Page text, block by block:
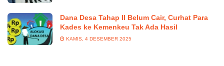
Dana Desa Tahap II Belum Cair, Curhat Para
Kades ke Kemenkeu Tak Ada Hasil
KAMIS, 4 DESEMBER 2025